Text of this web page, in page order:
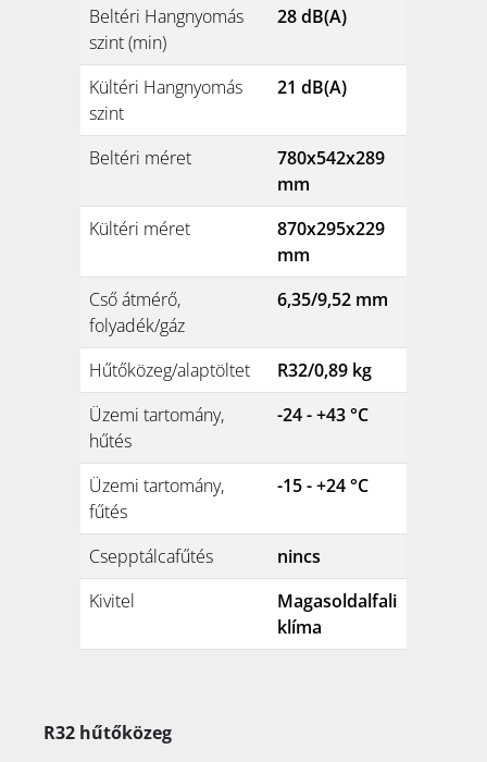
Beltéri Hangnyomás
szint (min)
28 dB(A)
Kültéri Hangnyomás
szint
21 dB(A)
Beltéri méret
780x542x289
mm
Kültéri méret
870x295x229
mm
Cső átmérő,
folyadék/gáz
6,35/9,52 mm
Hűtőközeg/alaptöltet
R32/0,89 kg
Üzemi tartomány,
hűtés
-24 - +43 °C
Üzemi tartomány,
fűtés
-15 - +24 °C
Csepptálcafűtés
nincs
Kivitel
Magasoldalfali
klíma
R32 hűtőközeg